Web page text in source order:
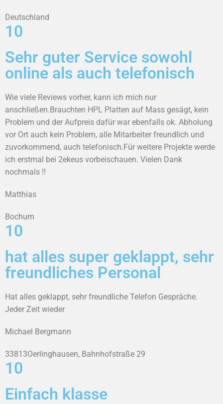
Deutschland
10
Sehr guter Service sowohl
online als auch telefonisch
Wie viele Reviews vorher, kann ich mich nur
anschließen.Brauchten HPL Platten auf Mass gesägt, kein
Problem und der Aufpreis dafür war ebenfalls ok. Abholung
vor Ort auch kein Problem, alle Mitarbeiter freundlich und
zuvorkommend, auch telefonisch.Für weitere Projekte werde
ich erstmal bei 2ekeus vorbeischauen. Vielen Dank
nochmals !!
Matthias
Bochum
10
hat alles super geklappt, sehr
freundliches Personal
Hat alles geklappt, sehr freundliche Telefon Gespräche.
Jeder Zeit wieder
Michael Bergmann
33813Oerlinghausen, Bahnhofstraße 29
10
Einfach klasse